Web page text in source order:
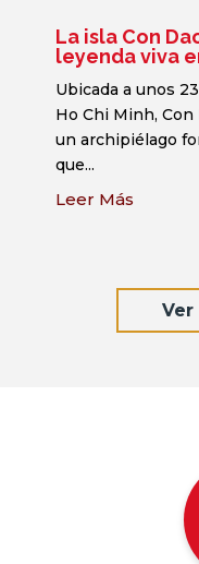
La isla Con
leyenda viva
Ubicada a unos
Ho Chi Minh, Con